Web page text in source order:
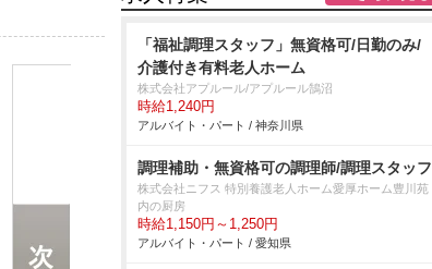
「福祉調理スタッフ」無資格可/日勤のみ/
介護付き有料老人ホーム
株式会社アプルール/アプルール鵠沼
時給1,240円
アルバイト・パート / 神奈川県
調理補助・無資格可の調理師/調理スタッフ
株式会社ニフス 特別養護老人ホーム愛厚ホーム豊川苑
内の厨房
時給1,150円～1,250円
アルバイト・パート / 愛知県